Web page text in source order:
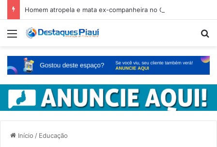
Menu
Início / Educação